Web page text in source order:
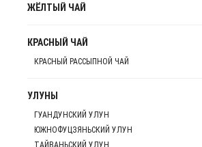
ЖЁЛТЫЙ ЧАЙ
КРАСНЫЙ ЧАЙ
КРАСНЫЙ РАССЫПНОЙ ЧАЙ
УЛУНЫ
ГУАНДУНСКИЙ УЛУН
ЮЖНОФУЦЗЯНЬСКИЙ УЛУН
ТАЙВАНЬСКИЙ УЛУН